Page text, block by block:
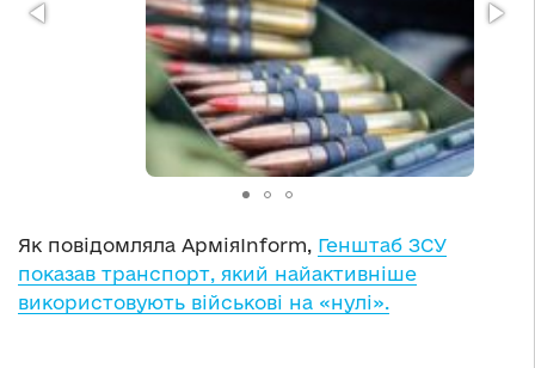
Як повідомляла АрміяInform, Генштаб ЗСУ
показав транспорт, який найактивніше
використовують військові на «нулі».